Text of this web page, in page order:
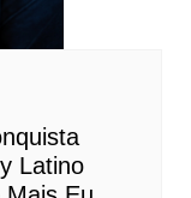
Latino